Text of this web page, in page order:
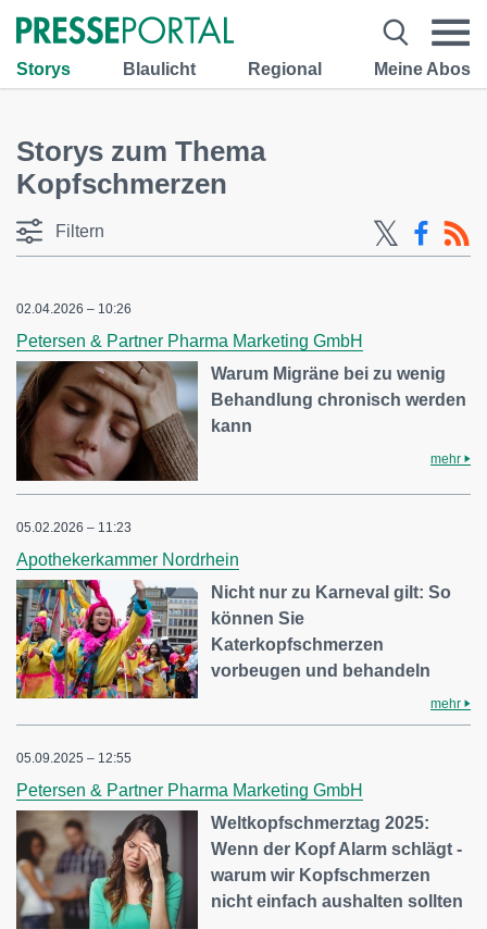
Storys Blaulicht Regional Meine Abos
Storys zum Thema
Kopfschmerzen
Filtern
02.04.2026 – 10:26
Petersen & Partner Pharma Marketing GmbH
Warum Migräne bei zu wenig
Behandlung chronisch werden
kann
mehr
05.02.2026 – 11:23
Apothekerkammer Nordrhein
Nicht nur zu Karneval gilt: So
können Sie
Katerkopfschmerzen
vorbeugen und behandeln
mehr
05.09.2025 – 12:55
Petersen & Partner Pharma Marketing GmbH
Weltkopfschmerztag 2025:
Wenn der Kopf Alarm schlägt -
warum wir Kopfschmerzen
nicht einfach aushalten sollten